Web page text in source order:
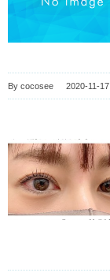
By cocosee 2020-11-17